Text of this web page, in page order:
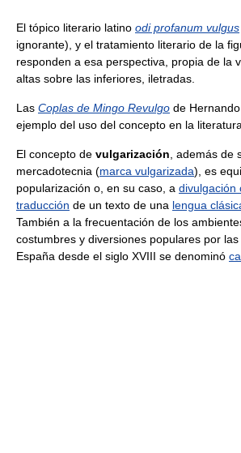
El tópico literario latino odi profanum vulgus
ignorante), y el tratamiento literario de la
responden a esa perspectiva, propia de la
altas sobre las inferiores, iletradas.
Las Coplas de Mingo Revulgo de
ejemplo del uso del concepto en la
El concepto de vulgarización , además de
mercadotecnia (marca vulgarizada), es
popularización o, en su caso, a divulgación
traducción de un texto de una lengua
También a la frecuentación de los
costumbres y diversiones populares por
España desde el siglo XVIII se denominó